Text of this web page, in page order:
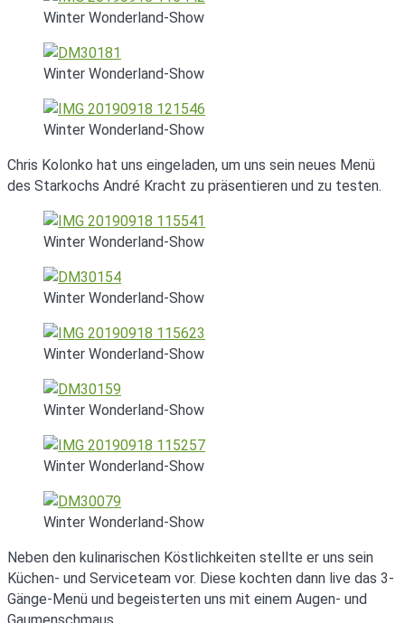
Winter Wonderland-Show
Winter Wonderland-Show
Winter Wonderland-Show
Chris Kolonko hat uns eingeladen, um uns sein neues Menü
des Starkochs André Kracht zu präsentieren und zu testen.
Winter Wonderland-Show
Winter Wonderland-Show
Winter Wonderland-Show
Winter Wonderland-Show
Winter Wonderland-Show
Winter Wonderland-Show
Neben den kulinarischen Köstlichkeiten stellte er uns sein
Küchen- und Serviceteam vor. Diese kochten dann live das 3-
Gänge-Menü und begeisterten uns mit einem Augen- und
Gaumenschmaus.